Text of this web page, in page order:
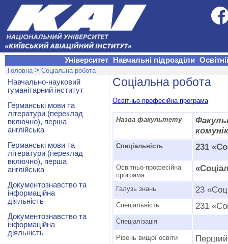
Університет Навчальні підрозділи
Головна > Соціальна робота
Соціальна робота
Освітньо-професійна програма
Назва факультету
Спеціальність 231
Освітньо-професійна
програма
Галузь знань 23
Спеціальність 231
Спеціалізація
Рівень вищої освіти Перший
Навчально-науковий
гуманітарний інститут
Германські мови та
літератури (переклад
включно), перша
англійська
Германські мови та
літератури (переклад
включно), перша
англійська
Документознавство та
інформаційна
діяльність
Документознавство та
інформаційна
діяльність